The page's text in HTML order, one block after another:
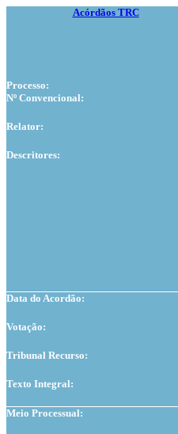
Acórdãos TRC
Processo:
Nº Convencional:
Relator:
Descritores:
Data do Acordão:
Votação:
Tribunal Recurso:
Texto Integral:
Meio Processual: